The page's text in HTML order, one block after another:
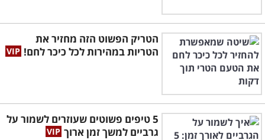
הטריק הפשוט הזה מחזיר את
הטריות במהירות לכל כיכר לחם!
5 טיפים פשוטים שעוזרים לשמור על
גרביים למשך זמן ארוך